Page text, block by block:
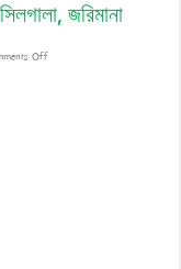
জরিমানা
Offon